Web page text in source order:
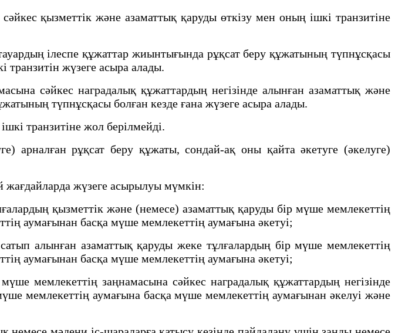
қызметтік және азаматтық қаруды өткізу мен оның ішкі транзитіне
ілеспе құжаттар жиынтығында рұқсат беру құжатының түпнұсқасы
транзитін жүзеге асыра алады.
сәйкес наградалық құжаттардың негізінде алынған азаматтық және
түпнұсқасы болған кезде ғана жүзеге асыра алады.
транзитіне жол берілмейді.
арналған рұқсат беру құжаты, сондай-ақ оны қайта әкетуге (әкелуге)
жүзеге асырылуы мүмкін:
қызметтік және (немесе) азаматтық қаруды бір мүше мемлекеттің
аумағынан басқа мүше мемлекеттің аумағына әкетуі;
алынған азаматтық қаруды жеке тұлғалардың бір мүше мемлекеттің
аумағынан басқа мүше мемлекеттің аумағына әкетуі;
мемлекеттің заңнамасына сәйкес наградалық құжаттардың негізінде
мемлекеттің аумағына басқа мүше мемлекеттің аумағынан әкелуі және